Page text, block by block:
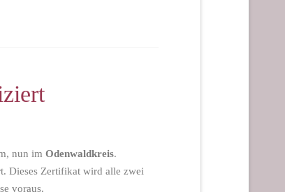
nun im Odenwaldkreis.
Dieses Zertifikat wird alle zwei
voraus.